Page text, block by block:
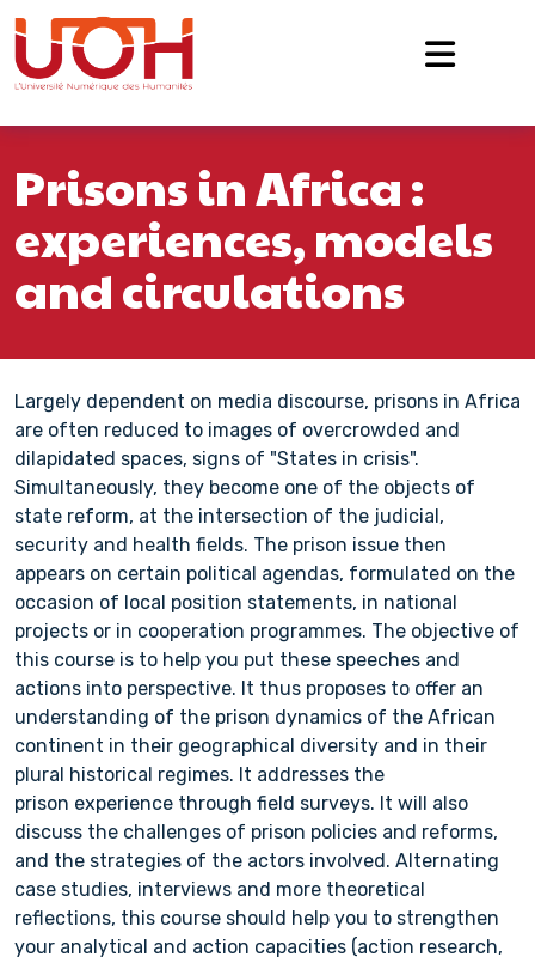
Passer au contenu
Navigation principale
Prisons in Africa :
experiences, models
and circulations
Largely dependent on media discourse, prisons in Africa
are often reduced to images of overcrowded and
dilapidated spaces, signs of "States in crisis".
Simultaneously, they become one of the objects of
state reform, at the intersection of the judicial,
security and health fields. The prison issue then
appears on certain political agendas, formulated on the
occasion of local position statements, in national
projects or in cooperation programmes. The objective of
this course is to help you put these speeches and
actions into perspective. It thus proposes to offer an
understanding of the prison dynamics of the African
continent in their geographical diversity and in their
plural historical regimes. It addresses the
prison experience through field surveys. It will also
discuss the challenges of prison policies and reforms,
and the strategies of the actors involved. Alternating
case studies, interviews and more theoretical
reflections, this course should help you to strengthen
your analytical and action capacities (action research,